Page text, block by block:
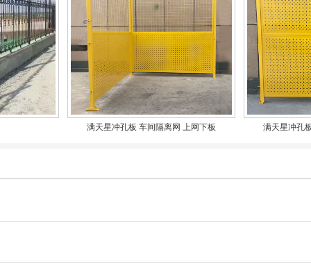
满天星冲孔板 车间隔离网 上网下板 满天星冲孔